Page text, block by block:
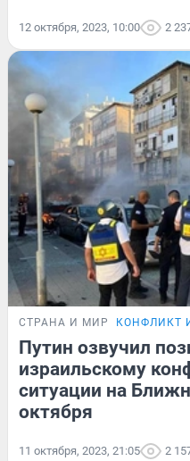
12 октября, 2023, 10:00 2
СТРАНА И МИР КОНФЛИКТ
Путин озвучил
израильскому
ситуации на
октября
11 октября, 2023, 21:05 2